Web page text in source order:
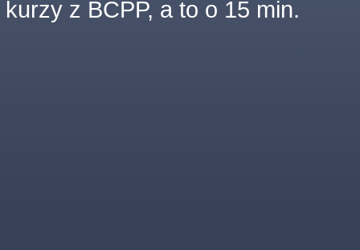
kurzy z BCPP, a to o 15 min.